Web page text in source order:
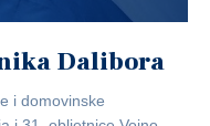
Dalibora
i domovinske